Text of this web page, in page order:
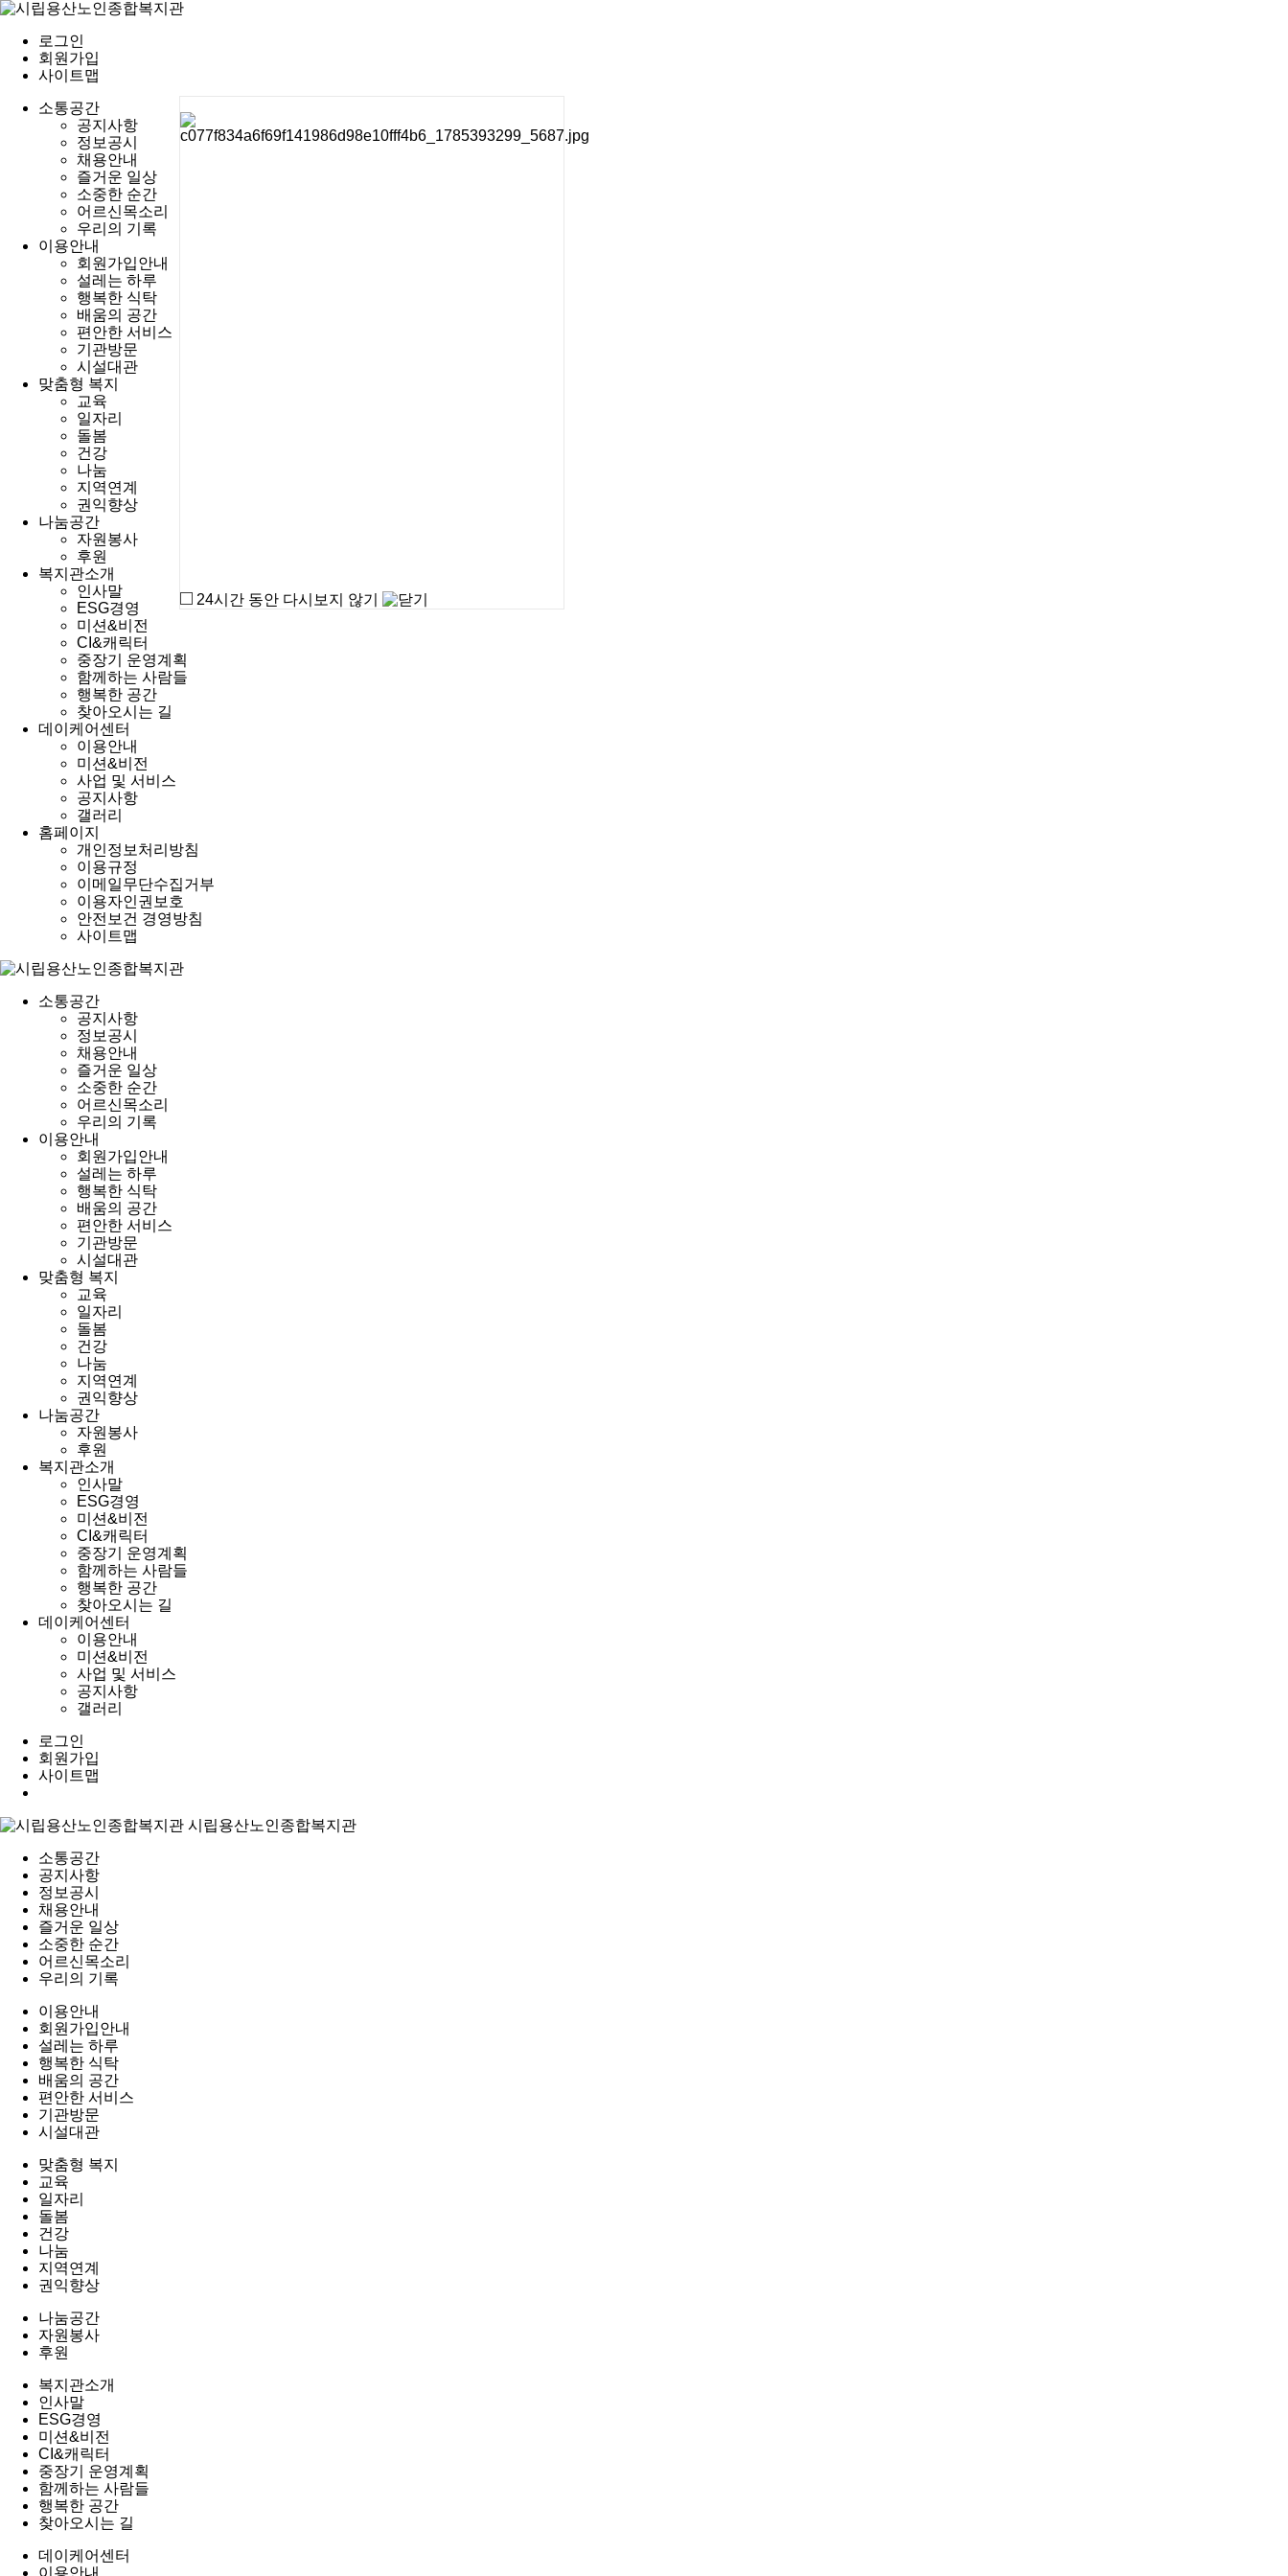
24시간 동안 다시보지 않기
로그인
회원가입
사이트맵
소통공간
공지사항
정보공시
채용안내
즐거운 일상
소중한 순간
어르신목소리
우리의 기록
이용안내
회원가입안내
설레는 하루
행복한 식탁
배움의 공간
편안한 서비스
기관방문
시설대관
맞춤형 복지
교육
일자리
돌봄
건강
나눔
지역연계
권익향상
나눔공간
자원봉사
후원
복지관소개
인사말
ESG경영
미션&비전
CI&캐릭터
중장기 운영계획
함께하는 사람들
행복한 공간
찾아오시는 길
데이케어센터
이용안내
미션&비전
사업 및 서비스
공지사항
갤러리
홈페이지
개인정보처리방침
이용규정
이메일무단수집거부
이용자인권보호
안전보건 경영방침
사이트맵
소통공간
공지사항
정보공시
채용안내
즐거운 일상
소중한 순간
어르신목소리
우리의 기록
이용안내
회원가입안내
설레는 하루
행복한 식탁
배움의 공간
편안한 서비스
기관방문
시설대관
맞춤형 복지
교육
일자리
돌봄
건강
나눔
지역연계
권익향상
나눔공간
자원봉사
후원
복지관소개
인사말
ESG경영
미션&비전
CI&캐릭터
중장기 운영계획
함께하는 사람들
행복한 공간
찾아오시는 길
데이케어센터
이용안내
미션&비전
사업 및 서비스
공지사항
갤러리
로그인
회원가입
사이트맵
소통공간
공지사항
정보공시
채용안내
즐거운 일상
소중한 순간
어르신목소리
우리의 기록
이용안내
회원가입안내
설레는 하루
행복한 식탁
배움의 공간
편안한 서비스
기관방문
시설대관
맞춤형 복지
교육
일자리
돌봄
건강
나눔
지역연계
권익향상
나눔공간
자원봉사
후원
복지관소개
인사말
ESG경영
미션&비전
CI&캐릭터
중장기 운영계획
함께하는 사람들
행복한 공간
찾아오시는 길
데이케어센터
이용안내